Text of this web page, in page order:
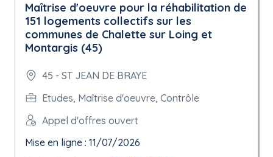
Maîtrise d'oeuvre pour la réhabilitation de
151 logements collectifs sur les
communes de Chalette sur Loing et
Montargis (45)
45 - ST JEAN DE BRAYE
Etudes, Maîtrise d'oeuvre, Contrôle
Appel d'offres ouvert
Mise en ligne : 11/07/2026